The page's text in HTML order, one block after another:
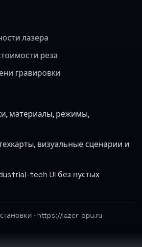
лазера
реза
гравировки
материалы, режимы,
визуальные сценарии и
tech UI без пустых
· https://lazer-cpu.ru